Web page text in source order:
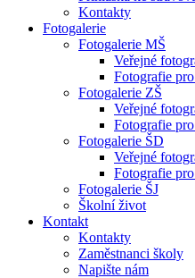
Kontakty
Fotogalerie
Fotogalerie MŠ
Veřejné
Fotografie
Fotogalerie ZŠ
Veřejné
Fotografie
Fotogalerie ŠD
Veřejné
Fotografie
Fotogalerie ŠJ
Školní život
Kontakt
Kontakty
Zaměstnanci školy
Napište nám